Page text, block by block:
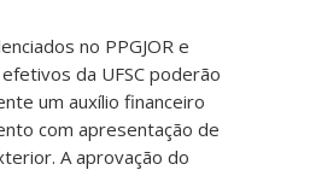
no PPGJOR e
da UFSC poderão
um auxílio financeiro
com apresentação de
A aprovação do